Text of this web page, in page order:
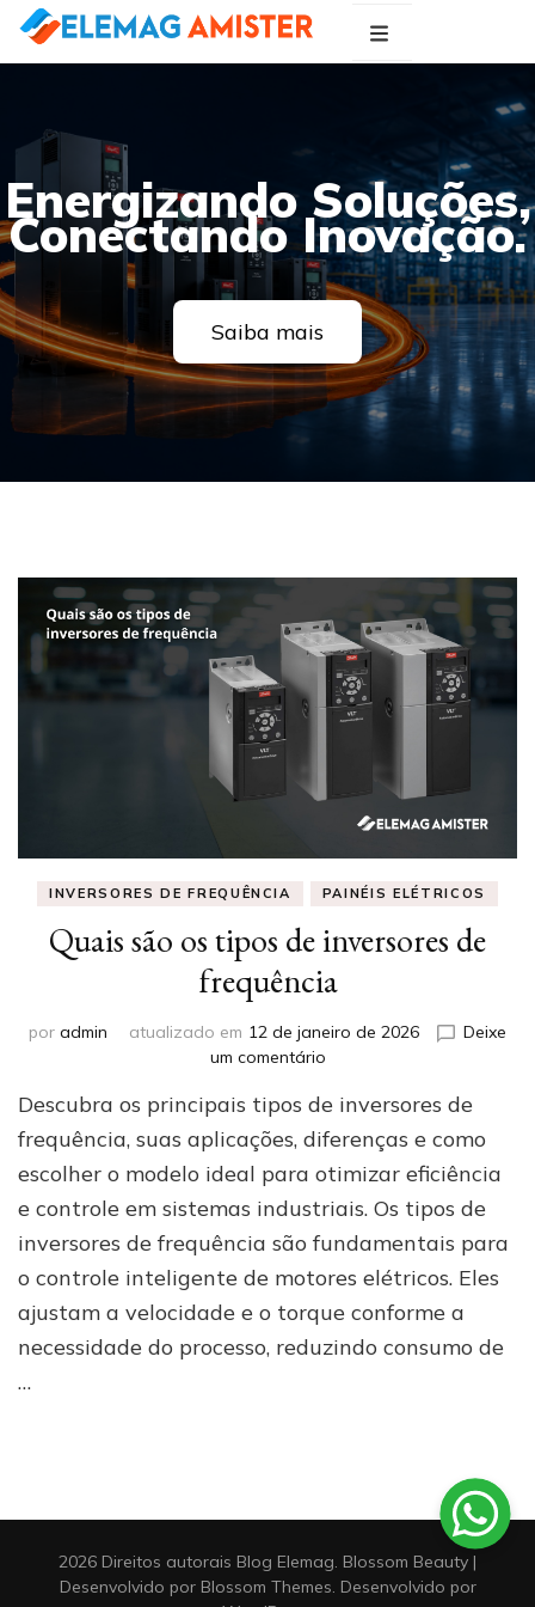
Energizando Soluções,
Conectando Inovação.
Saiba mais
INVERSORES DE FREQUÊNCIA PAINÉIS ELÉTRICOS
Quais são os tipos de inversores de
frequência
por admin atualizado em 12 de janeiro de 2026
Deixe
um comentárioem
são
os
de
inversores
frequência
Descubra os principais tipos de inversores de
frequência, suas aplicações, diferenças e como
escolher o modelo ideal para otimizar eficiência
e controle em sistemas industriais. Os tipos de
inversores de frequência são fundamentais para
o controle inteligente de motores elétricos. Eles
ajustam a velocidade e o torque conforme a
necessidade do processo, reduzindo consumo de
…
2026 Direitos autorais Blog Elemag. Blossom Beauty |
Desenvolvido por Blossom Themes. Desenvolvido por